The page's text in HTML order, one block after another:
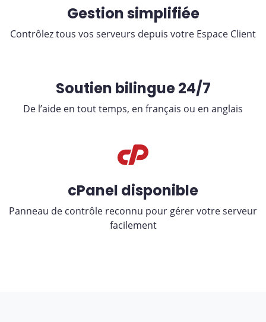
Gestion simplifiée
Contrôlez tous vos serveurs depuis votre Espace Client
Soutien bilingue 24/7
De l’aide en tout temps, en français ou en anglais
cPanel disponible
Panneau de contrôle reconnu pour gérer votre serveur
facilement